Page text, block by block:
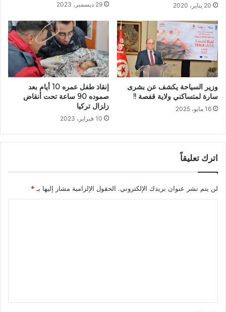
20 يناير، 2020 29 ديسمبر، 2023
وزير السياحة يكشف عن بشرى
سارة لمتساكني ولاية قفصة !!
16 مايو، 2025
إنقاذ طفل عمره 10 أيام بعد
صموده 90 ساعة تحت أنقاض
زلزال تركيا
10 فبراير، 2023
اترك تعليقاً
لن يتم نشر عنوان بريدك الإلكتروني. الحقول الإلزامية مشار إليها بـ *